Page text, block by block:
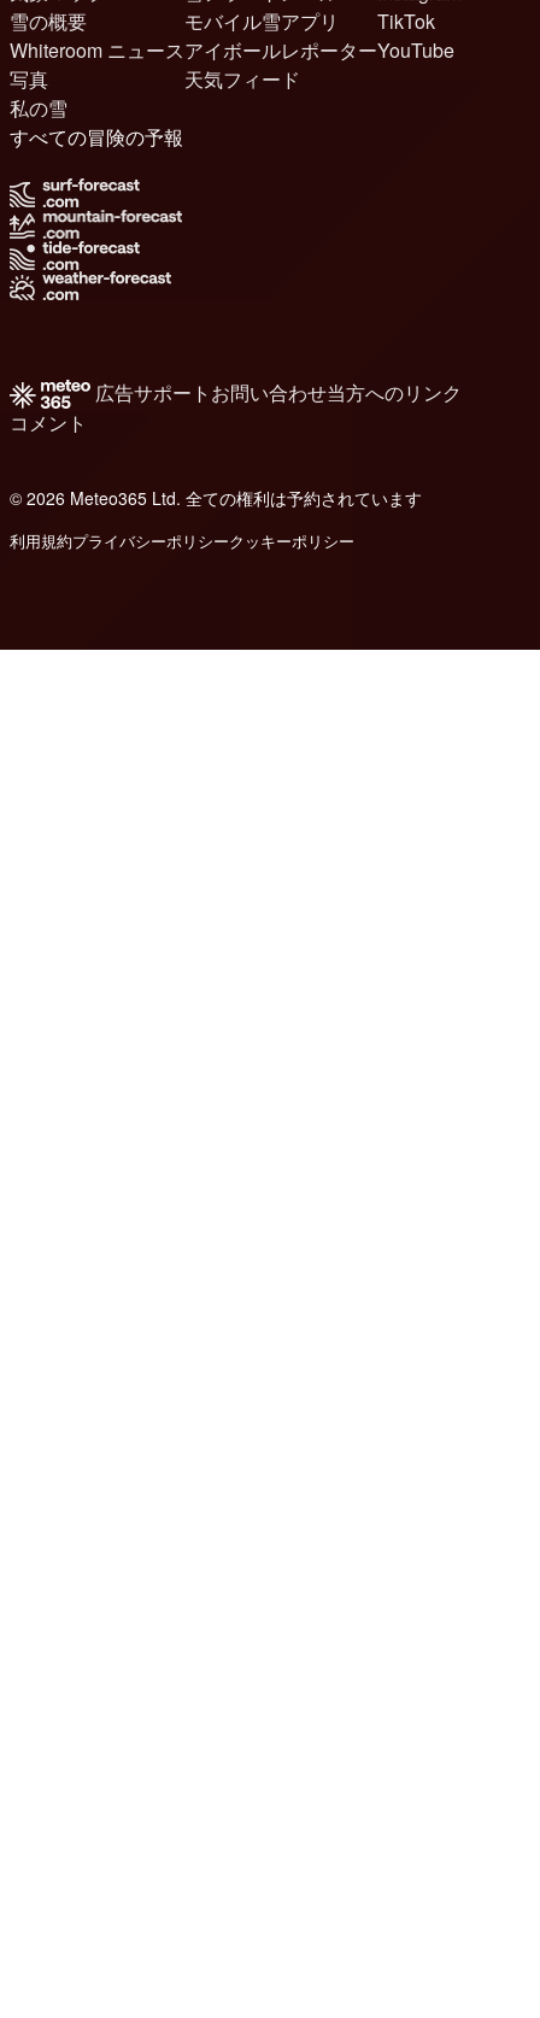
雪の概要
Whiteroom ニュース
写真
私の雪
モバイル雪アプリ
アイボールレポーター
天気フィード
TikTok
YouTube
すべての冒険の予報
広告サポート お問い合わせ当方へのリンク
コメント
© 2026 Meteo365 Ltd. 全ての権利は予約されています
利用規約プライバシーポリシークッキーポリシー